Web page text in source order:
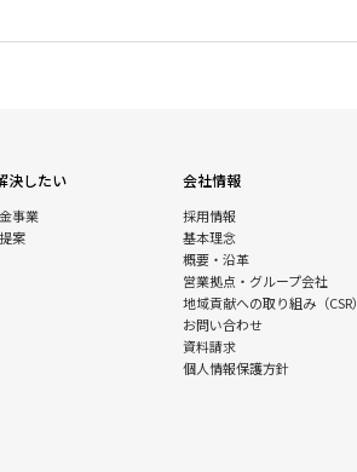
決したい
事業
案
会社情報
採用情報
基本理念
概要・沿革
営業拠点・グループ会社
地域貢献への取り組み（CSR）
お問い合わせ
資料請求
個人情報保護方針